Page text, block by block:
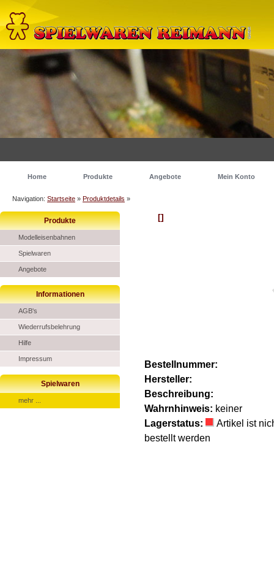
Home Produkte Angebote Mein Konto
Navigation: Startseite » Produktdetails »
Produkte
Modelleisenbahnen
Spielwaren
Angebote
Informationen
AGB's
Wiederrufsbelehrung
Hilfe
Impressum
Spielwaren
mehr ...
[]
Bestellnummer:
Hersteller:
Beschreibung:
Wahrnhinweis: keiner
Lagerstatus:
Artikel ist
bestellt werden